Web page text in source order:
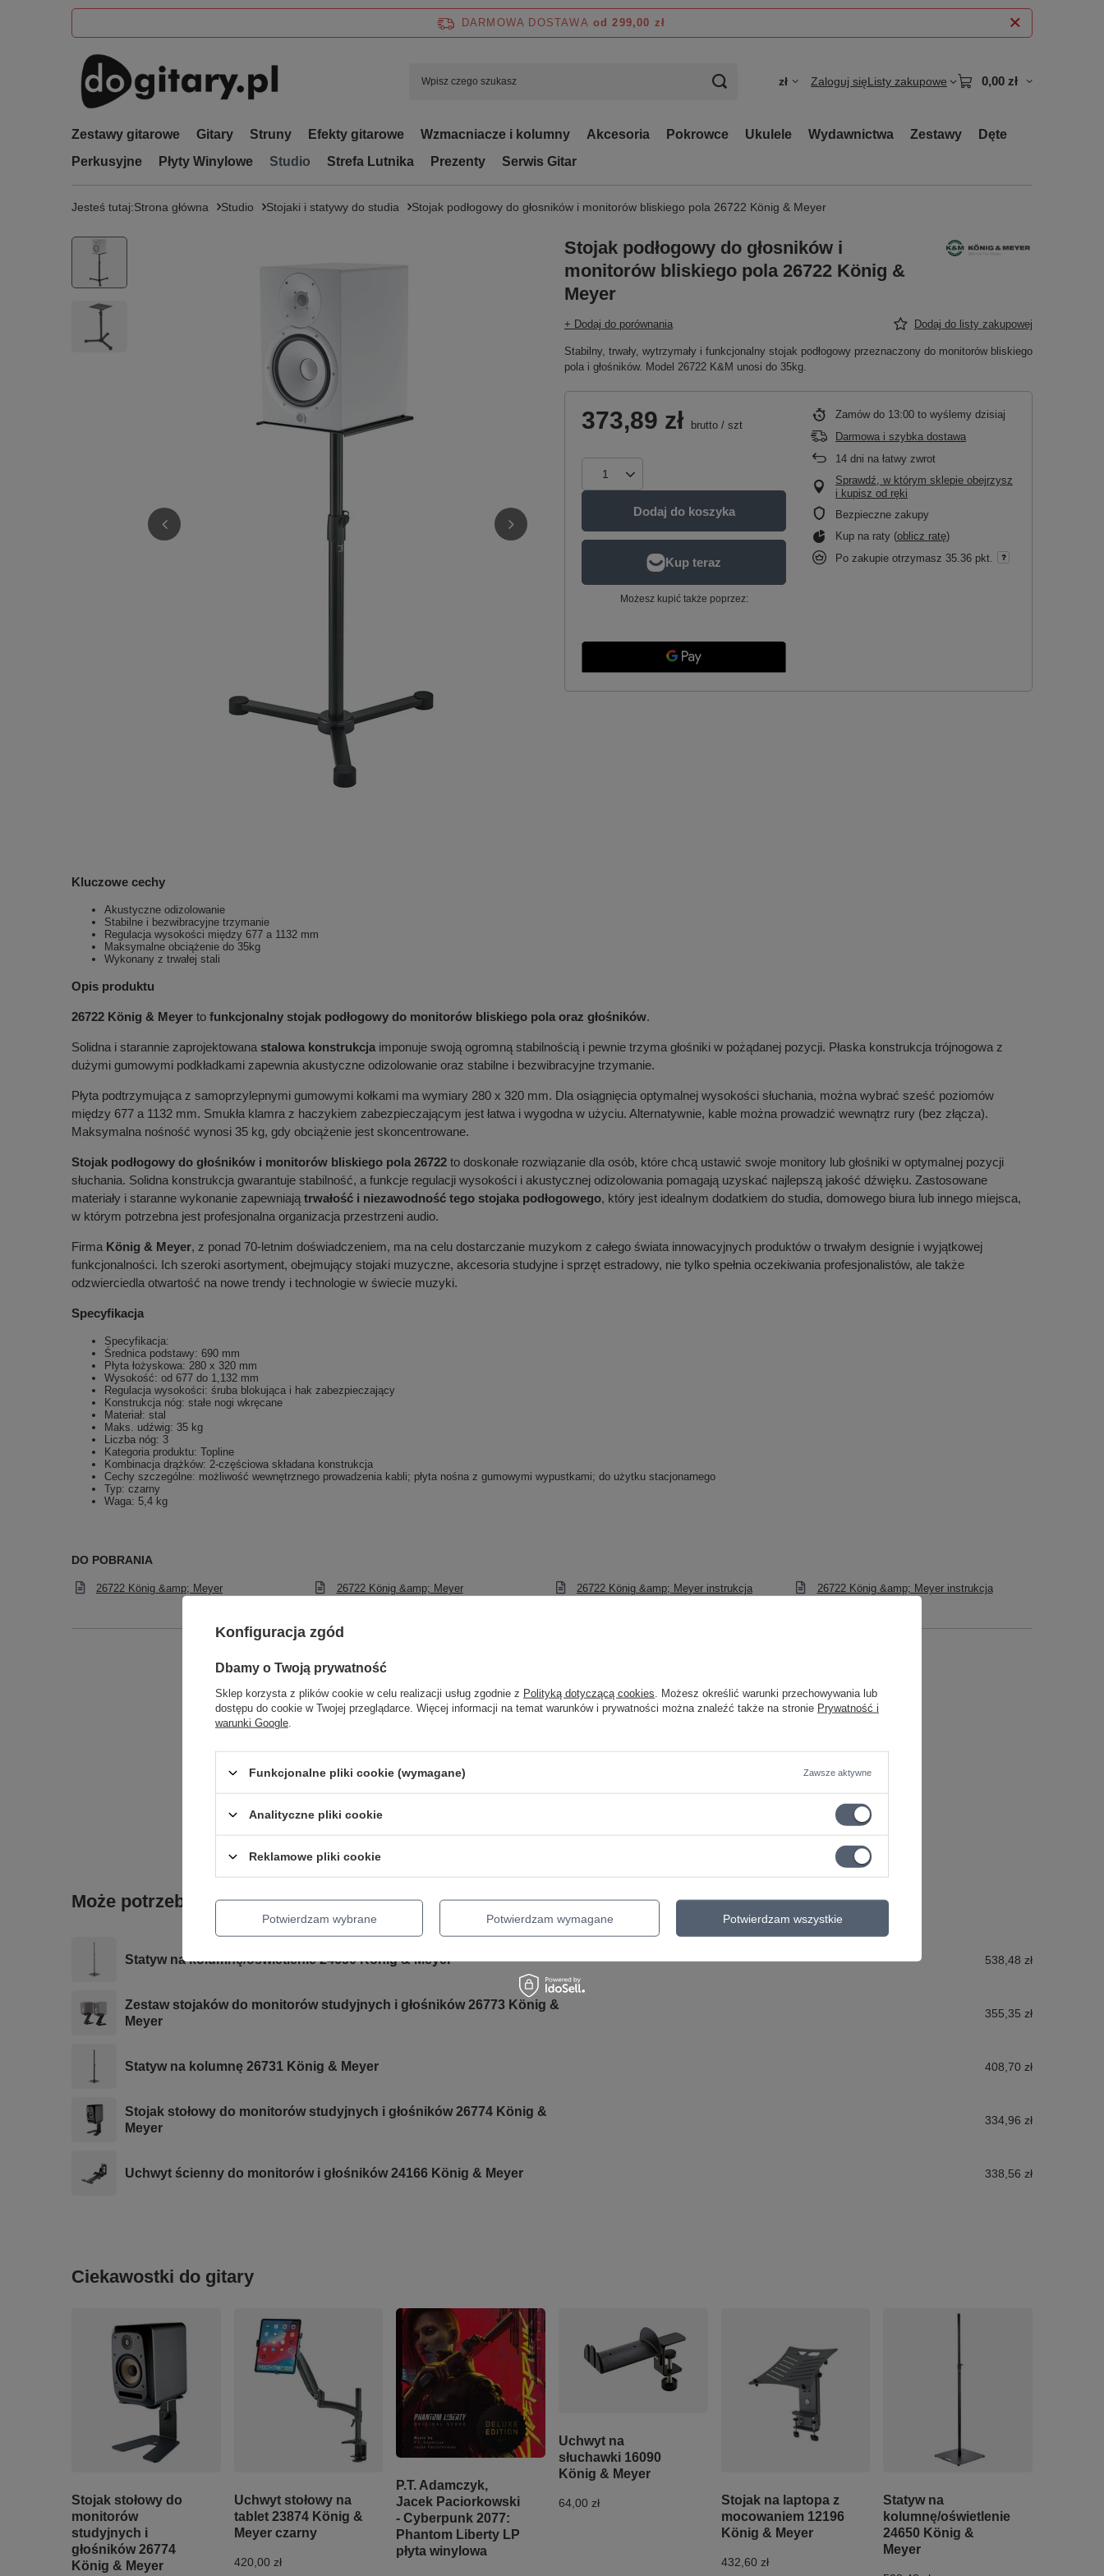
DARMOWA DOSTAWA od 299,00 zł
zł Zaloguj sięListy zakupowe 0,00 zł
Zestawy gitarowe Gitary Struny Efekty gitarowe Wzmacniacze i kolumny Akcesoria Pokrowce Ukulele Wydawnictwa Zestawy
Dęte
Perkusyjne
Płyty Winylowe Studio Strefa Lutnika Prezenty Serwis Gitar
Jesteś tutaj:Strona główna Studio Stojaki i statywy do studia Stojak podłogowy do głosników i monitorów bliskiego pola 26722 König & Meyer
Stojak podłogowy do głosników i
monitorów bliskiego pola 26722 König &
Meyer
+ Dodaj do porównania Dodaj do listy zakupowej
Stabilny, trwały, wytrzymały i funkcjonalny stojak podłogowy przeznaczony do monitorów bliskiego
pola i głośników. Model 26722 K&M unosi do 35kg.
373,89 zł brutto / szt
Dodaj do koszyka
Możesz kupić także poprzez:
Zamów do 13:00 to wyślemy dzisiaj
Darmowa i szybka dostawa
14 dni na łatwy zwrot
Sprawdź, w którym sklepie obejrzysz
i kupisz od ręki
Bezpieczne zakupy
Kup na raty (oblicz ratę)
Po zakupie otrzymasz 35.36 pkt.
Kluczowe cechy
Akustyczne odizolowanie
Stabilne i bezwibracyjne trzymanie
Regulacja wysokości między 677 a 1132 mm
Maksymalne obciążenie do 35kg
Wykonany z trwałej stali
Opis produktu
26722 König & Meyer to funkcjonalny stojak podłogowy do monitorów bliskiego pola oraz głośników.
Solidna i starannie zaprojektowana stalowa konstrukcja imponuje swoją ogromną stabilnością i pewnie trzyma głośniki w pożądanej pozycji. Płaska konstrukcja trójnogowa z
dużymi gumowymi podkładkami zapewnia akustyczne odizolowanie oraz stabilne i bezwibracyjne trzymanie.
Płyta podtrzymująca z samoprzylepnymi gumowymi kołkami ma wymiary 280 x 320 mm. Dla osiągnięcia optymalnej wysokości słuchania, można wybrać sześć poziomów
między 677 a 1132 mm. Smukła klamra z haczykiem zabezpieczającym jest łatwa i wygodna w użyciu. Alternatywnie, kable można prowadzić wewnątrz rury (bez złącza).
Maksymalna nośność wynosi 35 kg, gdy obciążenie jest skoncentrowane.
Stojak podłogowy do głośników i monitorów bliskiego pola 26722 to doskonałe rozwiązanie dla osób, które chcą ustawić swoje monitory lub głośniki w optymalnej pozycji
słuchania. Solidna konstrukcja gwarantuje stabilność, a funkcje regulacji wysokości i akustycznej odizolowania pomagają uzyskać najlepszą jakość dźwięku. Zastosowane
materiały i staranne wykonanie zapewniają trwałość i niezawodność tego stojaka podłogowego, który jest idealnym dodatkiem do studia, domowego biura lub innego miejsca,
w którym potrzebna jest profesjonalna organizacja przestrzeni audio.
Firma König & Meyer, z ponad 70-letnim doświadczeniem, ma na celu dostarczanie muzykom z całego świata innowacyjnych produktów o trwałym designie i wyjątkowej
funkcjonalności. Ich szeroki asortyment, obejmujący stojaki muzyczne, akcesoria studyjne i sprzęt estradowy, nie tylko spełnia oczekiwania profesjonalistów, ale także
odzwierciedla otwartość na nowe trendy i technologie w świecie muzyki.
Specyfikacja
Specyfikacja:
Średnica podstawy: 690 mm
Płyta łożyskowa: 280 x 320 mm
Wysokość: od 677 do 1,132 mm
Regulacja wysokości: śruba blokująca i hak zabezpieczający
Konstrukcja nóg: stałe nogi wkręcane
Materiał: stal
Maks. udźwig: 35 kg
Liczba nóg: 3
Kategoria produktu: Topline
Kombinacja drążków: 2-częściowa składana konstrukcja
Cechy szczególne: możliwość wewnętrznego prowadzenia kabli; płyta nośna z gumowymi wypustkami; do użytku stacjonarnego
Typ: czarny
Waga: 5,4 kg
DO POBRANIA
26722 König &amp; Meyer 26722 König &amp; Meyer 26722 König &amp; Meyer instrukcja 26722 König &amp; Meyer instrukcja
Podmiot odpowiedzialny za ten produkt na terenie UE
Symbol 26722-000-55
Może potrzebujesz tego do gitary
Statyw na kolumnę/oświetlenie 24650 König & Meyer 538,48 zł
Zestaw stojaków do monitorów studyjnych i głośników 26773 König &
Meyer
355,35 zł
Statyw na kolumnę 26731 König & Meyer 408,70 zł
Stojak stołowy do monitorów studyjnych i głośników 26774 König &
Meyer
334,96 zł
Uchwyt ścienny do monitorów i głośników 24166 König & Meyer 338,56 zł
Ciekawostki do gitary
Stojak stołowy do
monitorów
studyjnych i
głośników 26774
König & Meyer
Uchwyt stołowy na
tablet 23874 König &
Meyer czarny
420,00 zł
P.T. Adamczyk,
Jacek Paciorkowski
- Cyberpunk 2077:
Phantom Liberty LP
płyta winylowa
Uchwyt na
słuchawki 16090
König & Meyer
64,00 zł
Stojak na laptopa z
mocowaniem 12196
König & Meyer
432,60 zł
Statyw na
kolumnę/oświetlenie
24650 König &
Meyer
Konfiguracja zgód
Dbamy o Twoją prywatność
Sklep korzysta z plików cookie w celu realizacji usług zgodnie z Polityką dotyczącą cookies . Możesz określić warunki przechowywania lub
dostępu do cookie w Twojej przeglądarce. Więcej informacji na temat warunków i prywatności można znaleźć także na stronie Prywatność i
warunki Google
Funkcjonalne pliki cookie (wymagane) Zawsze aktywne
Analityczne pliki cookie
Reklamowe pliki cookie
Potwierdzam wybrane Potwierdzam wymagane Potwierdzam wszystkie